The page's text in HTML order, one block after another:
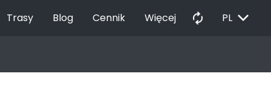
Trasy Blog Cennik Więcej autorenew PL EXPAND_MORE